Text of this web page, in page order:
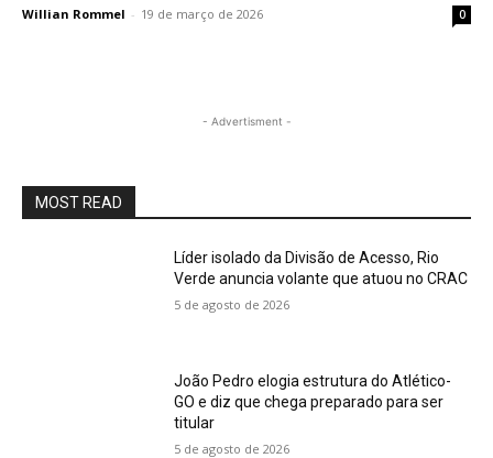
Willian Rommel - 19 de março de 2026 0
- Advertisment -
MOST READ
Líder isolado da Divisão de Acesso, Rio
Verde anuncia volante que atuou no CRAC
5 de agosto de 2026
João Pedro elogia estrutura do Atlético-
GO e diz que chega preparado para ser
titular
5 de agosto de 2026